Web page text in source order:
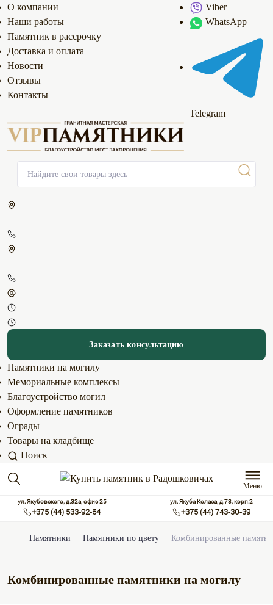
О компании
Наши работы
Памятник в рассрочку
Доставка и оплата
Новости
Отзывы
Контакты
Viber
WhatsApp
Telegram
Заказать консультацию
Памятники на могилу
Мемориальные комплексы
Благоустройство могил
Оформление памятников
Ограды
Товары на кладбище
Поиск
Меню
ул. Якубовского, д.32а, офис 25
+375 (44) 533-92-64
ул. Якуба Коласа, д.73, корп.2
+375 (44) 743-30-39
Памятники Памятники по цвету Комбинированные
Комбинированные памятники на могилу